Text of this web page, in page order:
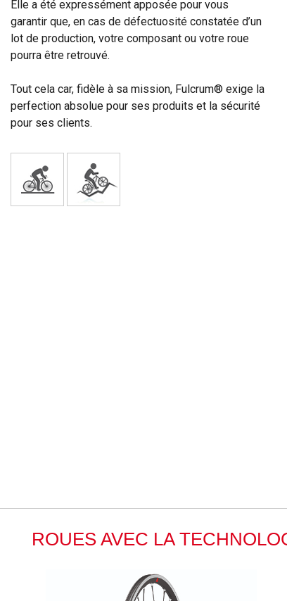
Elle a été expressément apposée pour vous
garantir que, en cas de défectuosité constatée d’un
lot de production, votre composant ou votre roue
pourra être retrouvé.
Tout cela car, fidèle à sa mission, Fulcrum® exige la
perfection absolue pour ses produits et la sécurité
pour ses clients.
ROUES AVEC LA